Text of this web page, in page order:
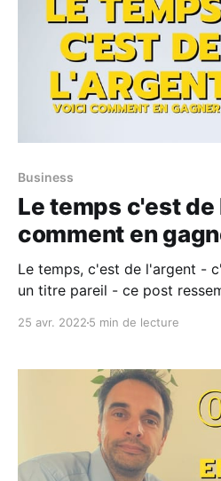
Business
Le temps c'est
comment en
Le temps, c'est de l'argent -
un titre pareil - ce post
25 avr. 2022 5 min de lecture